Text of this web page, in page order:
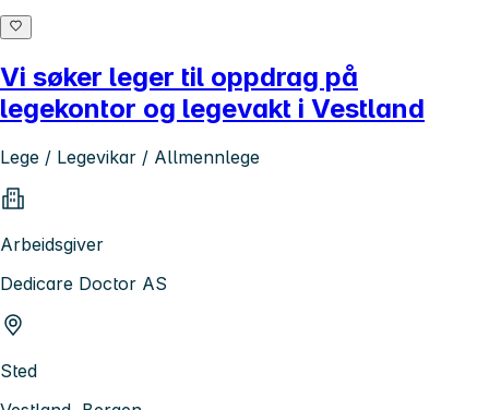
Vi søker leger til oppdrag på
legekontor og legevakt i Vestland
Lege / Legevikar / Allmennlege
Arbeidsgiver
Dedicare Doctor AS
Sted